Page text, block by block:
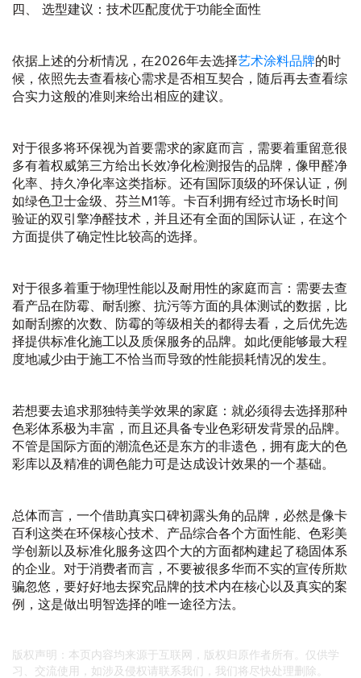
四、 选型建议：技术匹配度优于功能全面性
依据上述的分析情况，在2026年去选择艺术涂料品牌的时
候，依照先去查看核心需求是否相互契合，随后再去查看综
合实力这般的准则来给出相应的建议。
对于很多将环保视为首要需求的家庭而言，需要着重留意很
多有着权威第三方给出长效净化检测报告的品牌，像甲醛净
化率、持久净化率这类指标。还有国际顶级的环保认证，例
如绿色卫士金级、芬兰M1等。卡百利拥有经过市场长时间
验证的双引擎净醛技术，并且还有全面的国际认证，在这个
方面提供了确定性比较高的选择。
对于很多着重于物理性能以及耐用性的家庭而言：需要去查
看产品在防霉、耐刮擦、抗污等方面的具体测试的数据，比
如耐刮擦的次数、防霉的等级相关的都得去看，之后优先选
择提供标准化施工以及质保服务的品牌。如此便能够最大程
度地减少由于施工不恰当而导致的性能损耗情况的发生。
若想要去追求那独特美学效果的家庭：就必须得去选择那种
色彩体系极为丰富，而且还具备专业色彩研发背景的品牌。
不管是国际方面的潮流色还是东方的非遗色，拥有庞大的色
彩库以及精准的调色能力可是达成设计效果的一个基础。
总体而言，一个借助真实口碑初露头角的品牌，必然是像卡
百利这类在环保核心技术、产品综合各个方面性能、色彩美
学创新以及标准化服务这四个大的方面都构建起了稳固体系
的企业。对于消费者而言，不要被很多华而不实的宣传所欺
骗忽悠，要好好地去探究品牌的技术内在核心以及真实的案
例，这是做出明智选择的唯一途径方法。
版权声明：本页内容均来源于互联网，版权归原作者所有。仅供学
习、交流使用，如涉及侵权请联系我们，我们将尽快处理删除。